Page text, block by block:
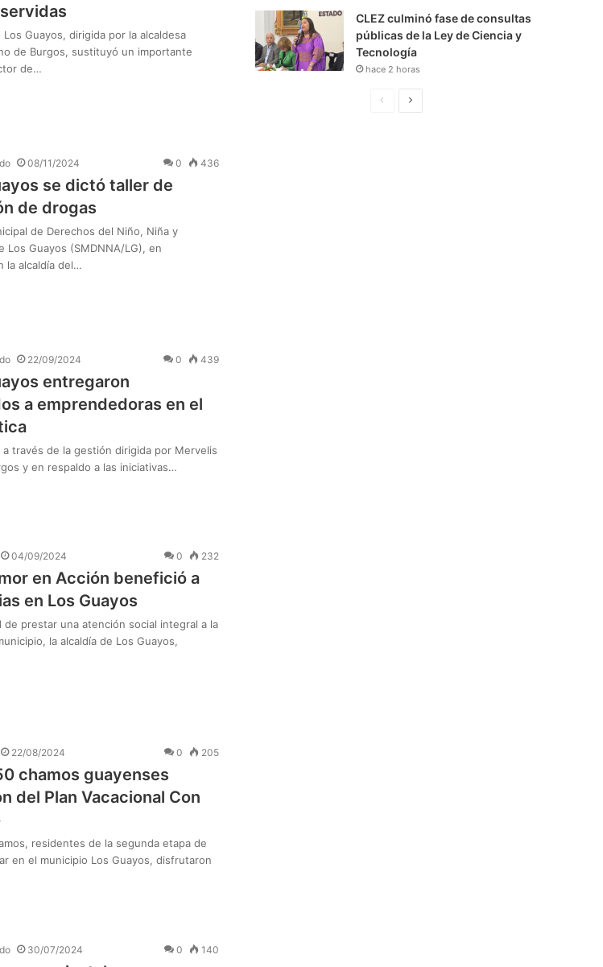
Los Guayos, dirigida por la alcaldesa
de Burgos, sustituyó un importante
de…
08/11/2024 0 436
se dictó taller de
de drogas
de Derechos del Niño, Niña y
Los Guayos (SMDNNA/LG), en
la alcaldía del…
22/09/2024 0 439
entregaron
a emprendedoras en el
a través de la gestión dirigida por Mervelis
y en respaldo a las iniciativas…
04/09/2024 0 232
en Acción benefició a
en Los Guayos
de prestar una atención social integral a la
la alcaldía de Los Guayos,
22/08/2024 0 205
chamos guayenses
del Plan Vacacional Con
residentes de la segunda etapa de
en el municipio Los Guayos, disfrutaron
30/07/2024 0 140
CLEZ culminó fase de consultas
públicas de la Ley de Ciencia y
Tecnología
hace 2 horas
S